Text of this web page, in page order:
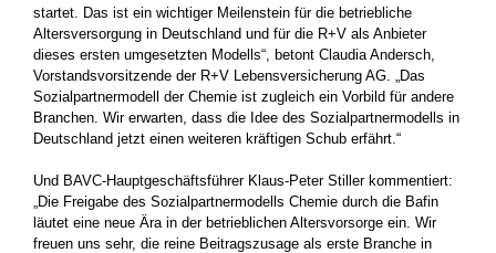
startet. Das ist ein wichtiger Meilenstein für die betriebliche
Altersversorgung in Deutschland und für die R+V als Anbieter
dieses ersten umgesetzten Modells“, betont Claudia Andersch,
Vorstandsvorsitzende der R+V Lebensversicherung AG. „Das
Sozialpartnermodell der Chemie ist zugleich ein Vorbild für andere
Branchen. Wir erwarten, dass die Idee des Sozialpartnermodells in
Deutschland jetzt einen weiteren kräftigen Schub erfährt.“
Und BAVC-Hauptgeschäftsführer Klaus-Peter Stiller kommentiert:
„Die Freigabe des Sozialpartnermodells Chemie durch die Bafin
läutet eine neue Ära in der betrieblichen Altersvorsorge ein. Wir
freuen uns sehr, die reine Beitragszusage als erste Branche in